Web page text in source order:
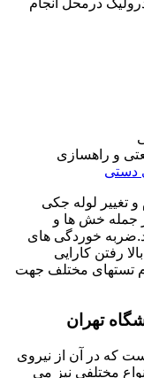
و راهسازی
دستی
تغییر لوله جکی
جمله خش ها و
خوردگی های
رفتن کارایی
تستهای مختلف جهت
تهران
است که در آن از نیروی
مختلفی نیز می